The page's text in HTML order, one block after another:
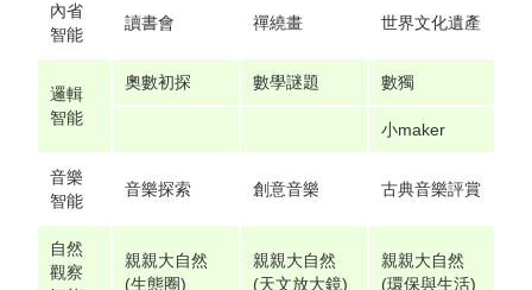
內省
智能
讀書會 禪繞畫 世界文化遺產
邏輯
智能
奧數初探 數學謎題 數獨
小maker
音樂
智能
音樂探索 創意音樂 古典音樂評賞
自然
觀察
親親大自然
(生態圈)
親親大自然
(天文放大鏡)
親親大自然
(環保與生活)